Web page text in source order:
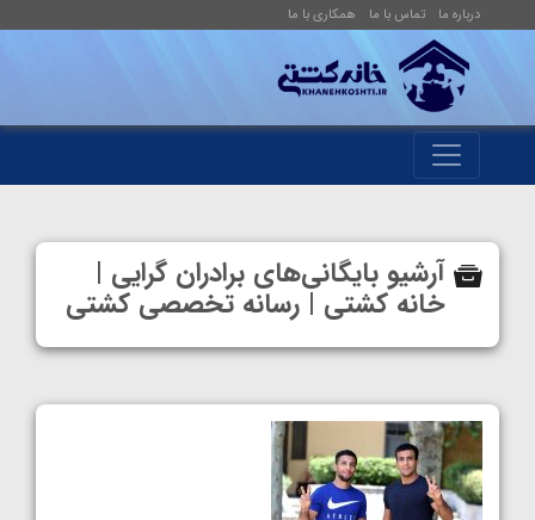
درباره ما تماس با ما همکاری با ما
آرشیو بایگانی‌های برادران گرایی |
خانه کشتی | رسانه تخصصی کشتی